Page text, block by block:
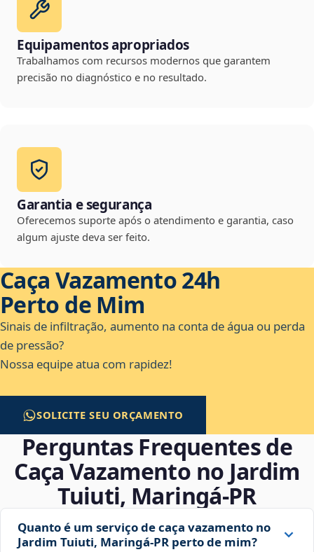
Equipamentos apropriados
Trabalhamos com recursos modernos que garantem
precisão no diagnóstico e no resultado.
Garantia e segurança
Oferecemos suporte após o atendimento e garantia, caso
algum ajuste deva ser feito.
Caça Vazamento 24h
Perto de Mim
Sinais de infiltração, aumento na conta de água ou perda
de pressão?
Nossa equipe atua com rapidez!
SOLICITE SEU ORÇAMENTO
Perguntas Frequentes de
Caça Vazamento no Jardim
Tuiuti, Maringá‑PR
Quanto é um serviço de caça vazamento no
Jardim Tuiuti, Maringá‑PR perto de mim?